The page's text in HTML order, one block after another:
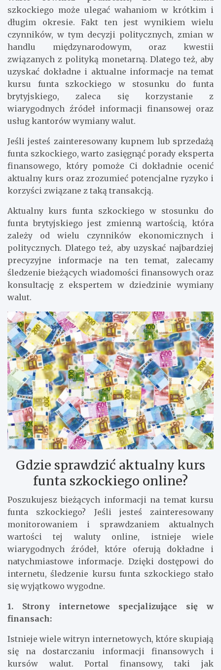
szkockiego może ulegać wahaniom w krótkim i
długim okresie. Fakt ten jest wynikiem wielu
czynników, w tym decyzji politycznych, zmian w
handlu międzynarodowym, oraz kwestii
związanych z polityką monetarną. Dlatego też, aby
uzyskać dokładne i aktualne informacje na temat
kursu funta szkockiego w stosunku do funta
brytyjskiego, zaleca się korzystanie z
wiarygodnych źródeł informacji finansowej oraz
usług kantorów wymiany walut.
Jeśli jesteś zainteresowany kupnem lub sprzedażą
funta szkockiego, warto zasięgnąć porady eksperta
finansowego, który pomoże Ci dokładnie ocenić
aktualny kurs oraz zrozumieć potencjalne ryzyko i
korzyści związane z taką transakcją.
Aktualny kurs funta szkockiego w stosunku do
funta brytyjskiego jest zmienną wartością, która
zależy od wielu czynników ekonomicznych i
politycznych. Dlatego też, aby uzyskać najbardziej
precyzyjne informacje na ten temat, zalecamy
śledzenie bieżących wiadomości finansowych oraz
konsultację z ekspertem w dziedzinie wymiany
walut.
Gdzie sprawdzić aktualny kurs
funta szkockiego online?
Poszukujesz bieżących informacji na temat kursu
funta szkockiego? Jeśli jesteś zainteresowany
monitorowaniem i sprawdzaniem aktualnych
wartości tej waluty online, istnieje wiele
wiarygodnych źródeł, które oferują dokładne i
natychmiastowe informacje. Dzięki dostępowi do
internetu, śledzenie kursu funta szkockiego stało
się wyjątkowo wygodne.
1. Strony internetowe specjalizujące się w
finansach:
Istnieje wiele witryn internetowych, które skupiają
się na dostarczaniu informacji finansowych i
kursów walut. Portal finansowy, taki jak